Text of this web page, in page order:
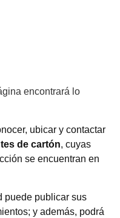
encontrará lo
ubicar y contactar
de cartón, cuyas
se encuentran en
puede publicar sus
y además, podrá